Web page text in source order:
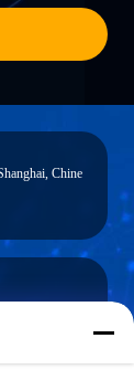
Chine